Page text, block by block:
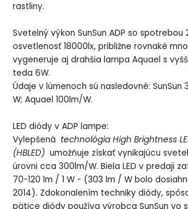
rastliny.
Svetelný výkon SunSun ADP so spotrebou
osvetlenosť 18000lx, približne rovnaké
vygeneruje aj drahšia lampa Aquael s
teda 6W.
Údaje v lúmenoch sú nasledovné: SunSun
W; Aquael 100lm/W.
LED diódy v ADP lampe:
Vylepšená technológia High Brightness
(HBLED) umožňuje získať vynikajúcu
úrovni cca 300lm/W. Biela LED v predaji
70-120 lm / 1 W - (303 lm / W bolo
2014). Zdokonalením techniky diódy,
pätice diódy používa výrobca SunSun vo